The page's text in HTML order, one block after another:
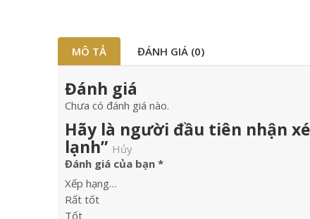
MÔ TẢ ĐÁNH GIÁ (0)
Đánh giá
Chưa có đánh giá nào.
Hãy là người đầu tiên nhận
lạnh” Hủy
Đánh giá của bạn *
Xếp hạng…
Rất tốt
Tốt